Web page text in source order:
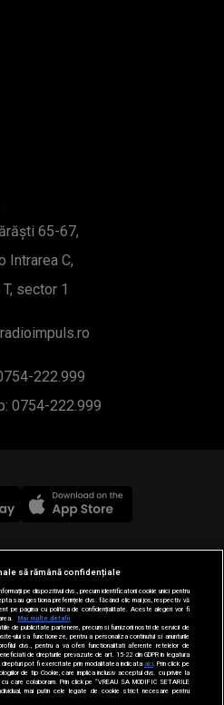
65-67,
Intrarea C,
sector 1
222.999
0754-222.999
INTERNATIONAL SA, Toate
rezervate.
să rămână confidențiale
pe dispozitivul dvs., precum identificatorii cookie unici pentru
sau gestiona preferințele dvs. făcând clic mai jos, respectiv vă
pe pagina cu politica de confidențialitate. Aceste alegeri vor fi
Mai multe detalii
de publicitate partenere, precum si furnizorii nostri de servicii de
ului sa functioneze, pentru a personaliza continutul si anunturile
dvs., pentru a va oferi functionalitati aferente retelelor de
de drepturile prevazute de art. 15-22 din GDPR in legatura
pot fi exercitate prin modalitatea indicataaici . Prin click pe
de tip Cookie, care implica inclusiv acceptul dvs. cu privire la
care colaboram. Prin click pe “VREAU SA MODIFIC SETARILE
mai putin cele legate de cookie strict necesare pentru